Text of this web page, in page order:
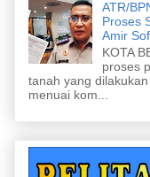
ATR/
Proses
Amir
KOTA
proses
tanah yang
menuai kom...